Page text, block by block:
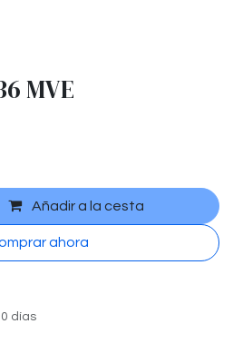
MVE
Añadir a la cesta
ahora
días